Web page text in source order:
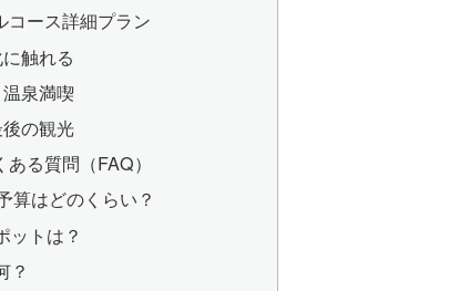
コース詳細プラン
触れる
泉満喫
の観光
る質問（FAQ）
算はどのくらい？
ットは？
？